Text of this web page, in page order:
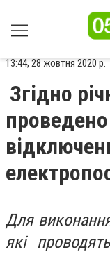
13:44, 28 жовтня 2020 р.
Згідно
Для
які